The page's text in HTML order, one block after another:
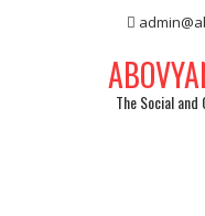
The Social